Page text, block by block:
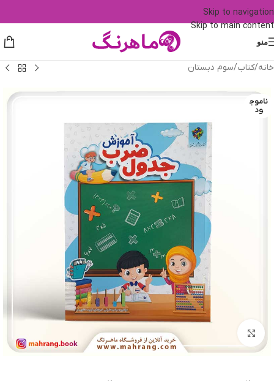
Skip to navigation
Skip to main content
منو
خانه/کتاب/سوم دبستان
ناموج
ود